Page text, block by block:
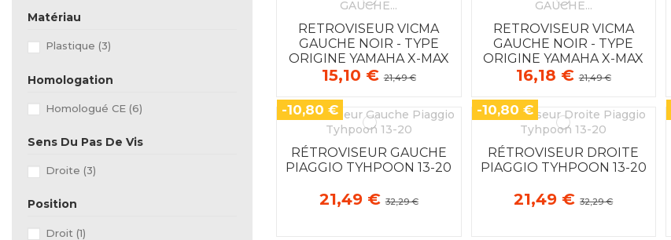
RETROVISEUR VICMA
GAUCHE NOIR - TYPE
ORIGINE YAMAHA X-MAX
250/125
15,10 €21,49 €
RETROVISEUR VICMA
GAUCHE NOIR - TYPE
ORIGINE YAMAHA X-MAX
125
16,18 €21,49 €
-10,80 €
RÉTROVISEUR GAUCHE
PIAGGIO TYHPOON 13-20
21,49 €32,29 €
-10,80 €
RÉTROVISEUR DROITE
PIAGGIO TYHPOON 13-20
21,49 €32,29 €
Matériau
Plastique (3)
Homologation
Homologué CE (6)
Sens Du Pas De Vis
Droite (3)
Position
Droit (1)